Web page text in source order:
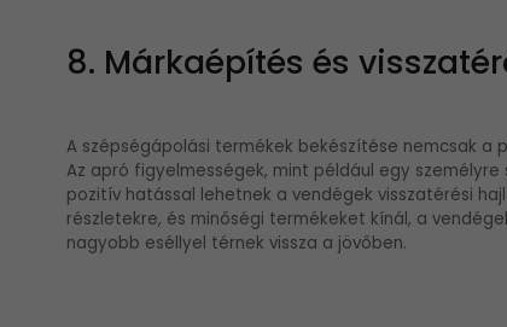
8. Márkaépítés és
A szépségápolási termékek bekészítése nemcsak a
Az apró figyelmességek, mint például egy
pozitív hatással lehetnek a vendégek visszatérési
részletekre, és minőségi termékeket kínál, a
nagyobb eséllyel térnek vissza a jövőben.